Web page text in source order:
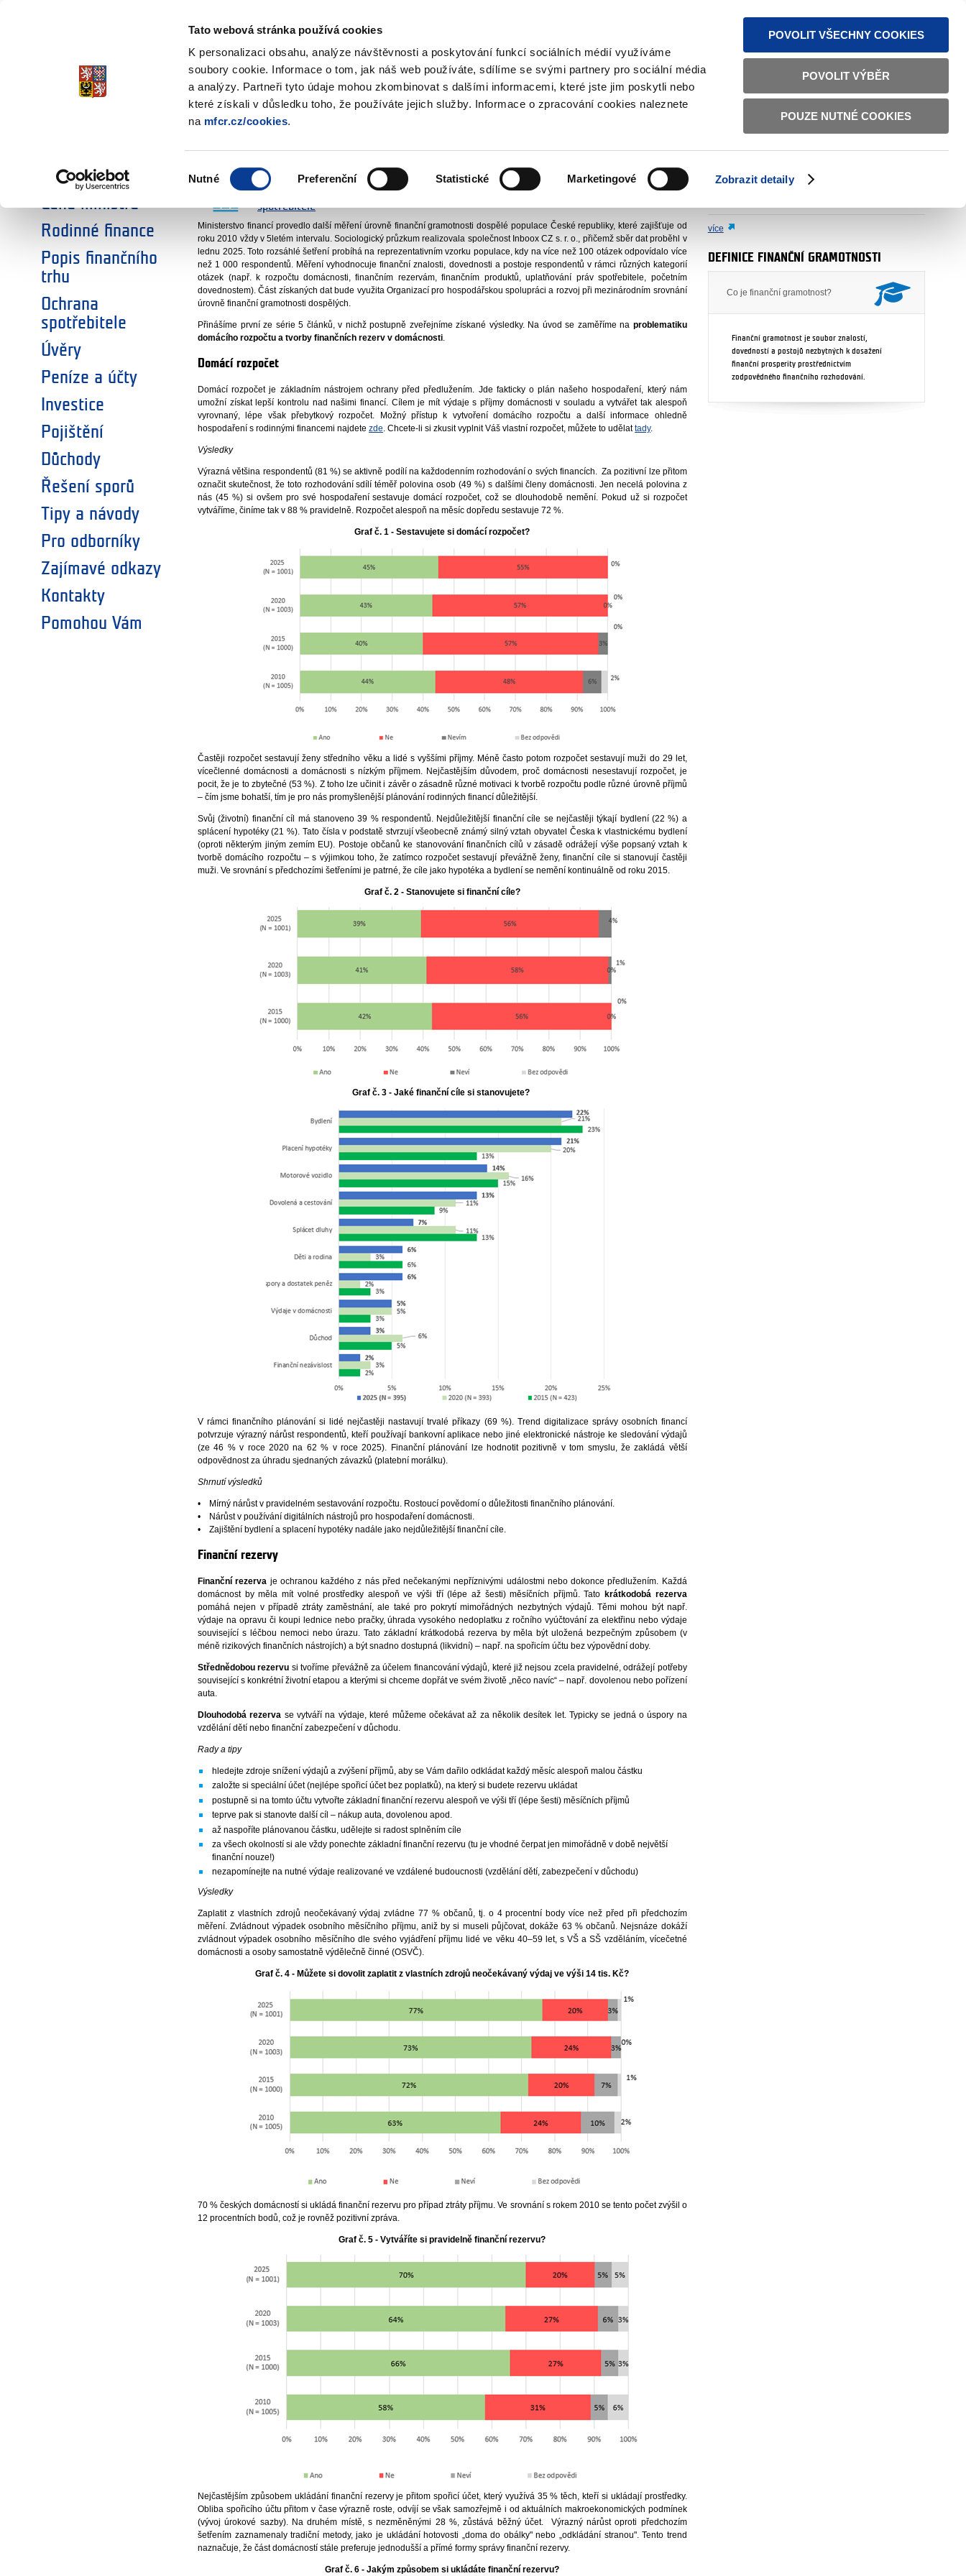
Tato webová stránka používá cookies
K personalizaci obsahu, analýze návštěvnosti a poskytování funkcí sociálních médií využíváme
soubory cookie. Informace o tom, jak náš web používáte, sdílíme se svými partnery pro sociální média
a analýzy. Partneři tyto údaje mohou zkombinovat s dalšími informacemi, které jste jim poskytli nebo
které získali v důsledku toho, že používáte jejich služby. Informace o zpracování cookies naleznete
na mfcr.cz/cookies.
souhlasu
Nutné Preferenční Statistické Marketingové Zobrazit detaily
POVOLIT VŠECHNY COOKIES
POVOLIT VÝBĚR
POUZE NUTNÉ COOKIES
MAPA STRÁNEK TEXTOVÁ VERZE
Finanční gramotnost aneb Proč se finančně vzdělávat?
Úvodní stránka
projektů
Rodinné finance
Popis finančního
trhu
Ochrana
spotřebitele
Úvěry
Peníze a účty
Investice
Pojištění
Důchody
Řešení sporů
Tipy a návody
Pro odborníky
Zajímavé odkazy
Kontakty
Pomohou Vám
Úvodní stránka Aktuality 2026 Výsledky měření finanční gramotnosti 2025 (část 1): DOMÁCÍ ROZPOČET A FINANČNÍ REZERVY
Výsledky měření finanční gramotnosti 2025 (část 1): DOMÁCÍ
ROZPOČET A FINANČNÍ REZERVY
oddělení 3603 - Retailové finanční služby a ochrana
spotřebitele
Ministerstvo financí provedlo další měření úrovně finanční gramotnosti dospělé populace České republiky, které zajišťuje od
roku 2010 vždy v 5letém intervalu. Sociologický průzkum realizovala společnost Inboox CZ s. r. o., přičemž sběr dat proběhl v
lednu 2025. Toto rozsáhlé šetření probíhá na reprezentativním vzorku populace, kdy na více než 100 otázek odpovídalo více
než 1 000 respondentů. Měření vyhodnocuje finanční znalosti, dovednosti a postoje respondentů v rámci různých kategorií
otázek (např. k rozpočtu domácnosti, finančním rezervám, finančním produktů, uplatňování práv spotřebitele, početním
dovednostem). Část získaných dat bude využita Organizací pro hospodářskou spolupráci a rozvoj při mezinárodním srovnání
úrovně finanční gramotnosti dospělých.
Přinášíme první ze série 5 článků, v nichž postupně zveřejníme získané výsledky. Na úvod se zaměříme na problematiku
domácího rozpočtu a tvorby finančních rezerv v domácnosti.
Domácí rozpočet
Domácí rozpočet je základním nástrojem ochrany před předlužením. Jde fakticky o plán našeho hospodaření, který nám
umožní získat lepší kontrolu nad našimi financí. Cílem je mít výdaje s příjmy domácnosti v souladu a vytvářet tak alespoň
vyrovnaný, lépe však přebytkový rozpočet. Možný přístup k vytvoření domácího rozpočtu a další informace ohledně
hospodaření s rodinnými financemi najdetezde. Chcete-li si zkusit vyplnit Váš vlastní rozpočet, můžete to udělattady.
Výsledky
Výrazná většina respondentů (81 %) se aktivně podílí na každodenním rozhodování o svých financích. Za pozitivní lze přitom
označit skutečnost, že toto rozhodování sdílí téměř polovina osob (49 %) s dalšími členy domácnosti. Jen necelá polovina z
nás (45 %) si ovšem pro své hospodaření sestavuje domácí rozpočet, což se dlouhodobě nemění. Pokud už si rozpočet
vytváříme, činíme tak v 88 % pravidelně. Rozpočet alespoň na měsíc dopředu sestavuje 72 %.
Graf č. 1 - Sestavujete si domácí rozpočet?
Častěji rozpočet sestavují ženy středního věku a lidé s vyššími příjmy. Méně často potom rozpočet sestavují muži do 29 let,
vícečlenné domácnosti a domácnosti s nízkým příjmem. Nejčastějším důvodem, proč domácnosti nesestavují rozpočet, je
pocit, že je to zbytečné (53 %). Z toho lze učinit i závěr o zásadně různé motivaci k tvorbě rozpočtu podle různé úrovně příjmů
– čím jsme bohatší, tím je pro nás promyšlenější plánování rodinných financí důležitější.
Svůj (životní) finanční cíl má stanoveno 39 % respondentů. Nejdůležitější finanční cíle se nejčastěji týkají bydlení (22 %) a
splácení hypotéky (21 %). Tato čísla v podstatě stvrzují všeobecně známý silný vztah obyvatel Česka k vlastnickému bydlení
(oproti některým jiným zemím EU). Postoje občanů ke stanovování finančních cílů v zásadě odrážejí výše popsaný vztah k
tvorbě domácího rozpočtu – s výjimkou toho, že zatímco rozpočet sestavují převážně ženy, finanční cíle si stanovují častěji
muži. Ve srovnání s předchozími šetřeními je patrné, že cíle jako hypotéka a bydlení se nemění kontinuálně od roku 2015.
Graf č. 2 - Stanovujete si finanční cíle?
Graf č. 3 - Jaké finanční cíle si stanovujete?
V rámci finančního plánování si lidé nejčastěji nastavují trvalé příkazy (69 %). Trend digitalizace správy osobních financí
potvrzuje výrazný nárůst respondentů, kteří používají bankovní aplikace nebo jiné elektronické nástroje ke sledování výdajů
(ze 46 % v roce 2020 na 62 % v roce 2025). Finanční plánování lze hodnotit pozitivně v tom smyslu, že zakládá větší
odpovědnost za úhradu sjednaných závazků (platební morálku).
Shrnutí výsledků
• Mírný nárůst v pravidelném sestavování rozpočtu. Rostoucí povědomí o důležitosti finančního plánování.
• Nárůst v používání digitálních nástrojů pro hospodaření domácnosti.
• Zajištění bydlení a splacení hypotéky nadále jako nejdůležitější finanční cíle.
Finanční rezervy
Finanční rezerva je ochranou každého z nás před nečekanými nepříznivými událostmi nebo dokonce předlužením. Každá
domácnost by měla mít volné prostředky alespoň ve výši tří (lépe až šesti) měsíčních příjmů. Tato krátkodobá rezerva
pomáhá nejen v případě ztráty zaměstnání, ale také pro pokrytí mimořádných nezbytných výdajů. Těmi mohou být např.
výdaje na opravu či koupi lednice nebo pračky, úhrada vysokého nedoplatku z ročního vyúčtování za elektřinu nebo výdaje
související s léčbou nemoci nebo úrazu. Tato základní krátkodobá rezerva by měla být uložená bezpečným způsobem (v
méně rizikových finančních nástrojích) a být snadno dostupná (likvidní) – např. na spořicím účtu bez výpovědní doby.
Střednědobou rezervu si tvoříme převážně za účelem financování výdajů, které již nejsou zcela pravidelné, odrážejí potřeby
související s konkrétní životní etapou a kterými si chceme dopřát ve svém životě „něco navíc“ – např. dovolenou nebo pořízení
auta.
Dlouhodobá rezerva se vytváří na výdaje, které můžeme očekávat až za několik desítek let. Typicky se jedná o úspory na
vzdělání dětí nebo finanční zabezpečení v důchodu.
Rady a tipy
hledejte zdroje snížení výdajů a zvýšení příjmů, aby se Vám dařilo odkládat každý měsíc alespoň malou částku
založte si speciální účet (nejlépe spořicí účet bez poplatků), na který si budete rezervu ukládat
postupně si na tomto účtu vytvořte základní finanční rezervu alespoň ve výši tří (lépe šesti) měsíčních příjmů
teprve pak si stanovte další cíl – nákup auta, dovolenou apod.
až naspoříte plánovanou částku, udělejte si radost splněním cíle
za všech okolností si ale vždy ponechte základní finanční rezervu (tu je vhodné čerpat jen mimořádně v době největší
finanční nouze!)
nezapomínejte na nutné výdaje realizované ve vzdálené budoucnosti (vzdělání dětí, zabezpečení v důchodu)
Výsledky
Zaplatit z vlastních zdrojů neočekávaný výdaj zvládne 77 % občanů, tj. o 4 procentní body více než před při předchozím
měření. Zvládnout výpadek osobního měsíčního příjmu, aniž by si museli půjčovat, dokáže 63 % občanů. Nejsnáze dokáží
zvládnout výpadek osobního měsíčního dle svého vyjádření příjmu lidé ve věku 40–59 let, s VŠ a SŠ vzděláním, vícečetné
domácnosti a osoby samostatně výdělečně činné (OSVČ).
Graf č. 4 - Můžete si dovolit zaplatit z vlastních zdrojů neočekávaný výdaj ve výši 14 tis. Kč?
70 % českých domácností si ukládá finanční rezervu pro případ ztráty příjmu. Ve srovnání s rokem 2010 se tento počet zvýšil o
12 procentních bodů, což je rovněž pozitivní zpráva.
Graf č. 5 - Vytváříte si pravidelně finanční rezervu?
Nejčastějším způsobem ukládání finanční rezervy je přitom spořicí účet, který využívá 35 % těch, kteří si ukládají prostředky.
Obliba spořicího účtu přitom v čase výrazně roste, odvíjí se však samozřejmě i od aktuálních makroekonomických podmínek
(vývoj úrokové sazby). Na druhém místě, s nezměněnými 28 %, zůstává běžný účet. Výrazný nárůst oproti předchozím
šetřením zaznamenaly tradiční metody, jako je ukládání hotovosti „doma do obálky" nebo „odkládání stranou". Tento trend
naznačuje, že část domácností stále preferuje jednodušší a přímé formy správy finanční rezervy.
Graf č. 6 - Jakým způsobem si ukládáte finanční rezervu?
více
DEFINICE FINANČNÍ GRAMOTNOSTI
Co je finanční gramotnost?
Finanční gramotnost je soubor znalostí,
dovedností a postojů nezbytných k dosažení
finanční prosperity prostřednictvím
zodpovědného finančního rozhodování.